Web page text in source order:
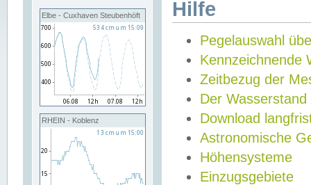
Elbe - Cuxhaven Steubenhöft
RHEIN - Koblenz
Hilfe
Pegelauswahl
Kennzeichnende
Zeitbezug der
Der Wasserstand
Download
Astronomische
Höhensysteme
Einzugsgebiete